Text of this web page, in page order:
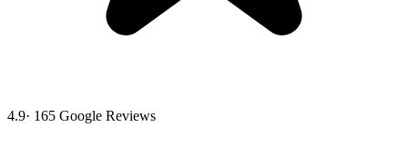
4.9· 165 Google Reviews